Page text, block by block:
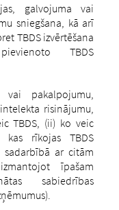
galvojuma vai
sniegšana, kā arī
TBDS izvērtēšana
TBDS
pakalpojumu,
risinājumu,
TBDS, (ii) ko veic
kas rīkojas TBDS
ar citām
īpašam
sabiedrības